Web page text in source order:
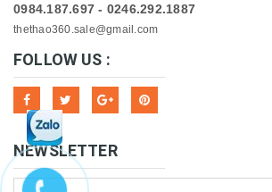
0984.187.697 - 0246.292.1887
thethao360.sale@gmail.com
FOLLOW US :
NEWSLETTER